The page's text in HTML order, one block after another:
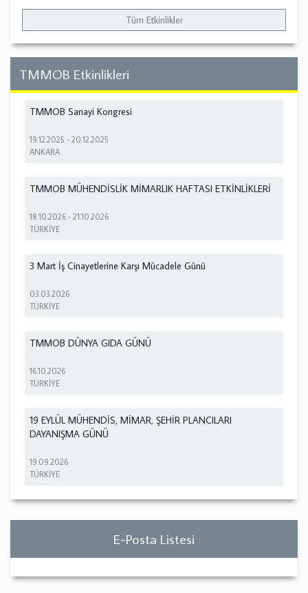
Tüm Etkinlikler
TMMOB Etkinlikleri
TMMOB Sanayi Kongresi
19.12.2025 -20.12.2025
ANKARA
TMMOB MÜHENDİSLİK MİMARLIK HAFTASI ETKİNLİKLERİ
18.10.2026 -21.10.2026
TÜRKİYE
3 Mart İş Cinayetlerine Karşı Mücadele Günü
03.03.2026
TÜRKİYE
TMMOB DÜNYA GIDA GÜNÜ
16.10.2026
TÜRKİYE
19 EYLÜL MÜHENDİS, MİMAR, ŞEHİR PLANCILARI
DAYANIŞMA GÜNÜ
19.09.2026
TÜRKİYE
E-Posta Listesi